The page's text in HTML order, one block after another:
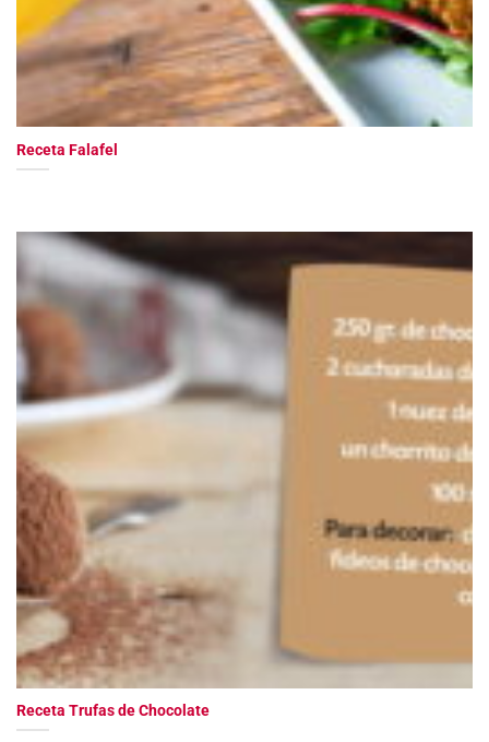
Receta Falafel
Receta Trufas de Chocolate